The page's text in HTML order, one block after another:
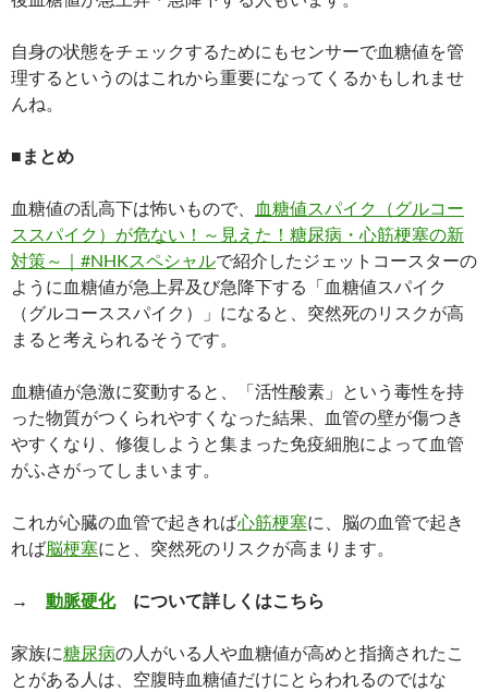
自身の状態をチェックするためにもセンサーで血糖値を管
理するというのはこれから重要になってくるかもしれませ
んね。
■まとめ
血糖値の乱高下は怖いもので、
血糖値スパイク（グルコー
ススパイク）が危ない！～見えた！糖尿病・心筋梗塞の新
対策～｜#NHKスペシャルで紹介したジェットコースターの
ように血糖値が急上昇及び急降下する「血糖値スパイク
（グルコーススパイク）」になると、突然死のリスクが高
まると考えられるそうです。
血糖値が急激に変動すると、「活性酸素」という毒性を持
った物質がつくられやすくなった結果、血管の壁が傷つき
やすくなり、修復しようと集まった免疫細胞によって血管
がふさがってしまいます。
これが心臓の血管で起きれば心筋梗塞に、脳の血管で起き
れば脳梗塞にと、突然死のリスクが高まります。
→ 動脈硬化について詳しくはこちら
家族に糖尿病の人がいる人や血糖値が高めと指摘されたこ
とがある人は、空腹時血糖値だけにとらわれるのではな